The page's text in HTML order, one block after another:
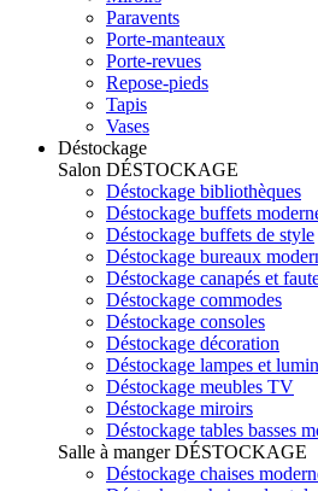
Paravents
Porte-manteaux
Porte-revues
Repose-pieds
Tapis
Vases
Déstockage
Salon DÉSTOCKAGE
Déstockage bibliothèques
Déstockage buffets
Déstockage buffets de style
Déstockage bureaux
Déstockage canapés et
Déstockage commodes
Déstockage consoles
Déstockage décoration
Déstockage lampes et
Déstockage meubles TV
Déstockage miroirs
Déstockage tables basses
Salle à mangerDÉSTOCKAGE
Déstockage chaises